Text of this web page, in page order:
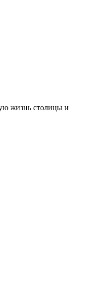
жизнь столицы и